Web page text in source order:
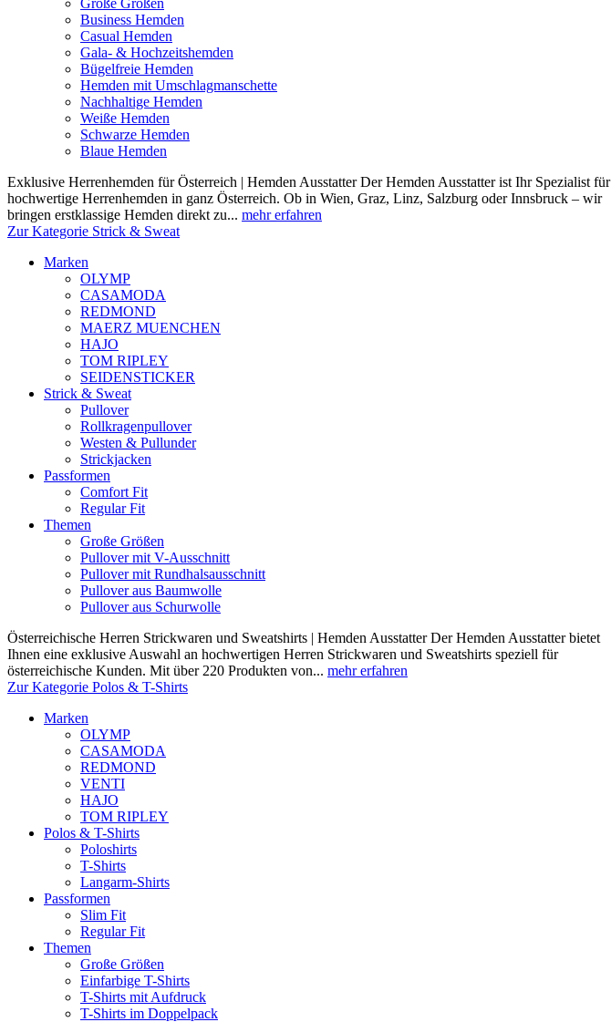
Große Größen
Business Hemden
Casual Hemden
Gala- & Hochzeitshemden
Bügelfreie Hemden
Hemden mit Umschlagmanschette
Nachhaltige Hemden
Weiße Hemden
Schwarze Hemden
Blaue Hemden
Exklusive Herrenhemden für Österreich | Hemden Ausstatter Der Hemden Ausstatter ist Ihr Spezialist für
hochwertige Herrenhemden in ganz Österreich. Ob in Wien, Graz, Linz, Salzburg oder Innsbruck – wir
bringen erstklassige Hemden direkt zu... mehr erfahren
Zur Kategorie Strick & Sweat
Marken
OLYMP
CASAMODA
REDMOND
MAERZ MUENCHEN
HAJO
TOM RIPLEY
SEIDENSTICKER
Strick & Sweat
Pullover
Rollkragenpullover
Westen & Pullunder
Strickjacken
Passformen
Comfort Fit
Regular Fit
Themen
Große Größen
Pullover mit V-Ausschnitt
Pullover mit Rundhalsausschnitt
Pullover aus Baumwolle
Pullover aus Schurwolle
Österreichische Herren Strickwaren und Sweatshirts | Hemden Ausstatter Der Hemden Ausstatter bietet
Ihnen eine exklusive Auswahl an hochwertigen Herren Strickwaren und Sweatshirts speziell für
österreichische Kunden. Mit über 220 Produkten von... mehr erfahren
Zur Kategorie Polos & T-Shirts
Marken
OLYMP
CASAMODA
REDMOND
VENTI
HAJO
TOM RIPLEY
Polos & T-Shirts
Poloshirts
T-Shirts
Langarm-Shirts
Passformen
Slim Fit
Regular Fit
Themen
Große Größen
Einfarbige T-Shirts
T-Shirts mit Aufdruck
T-Shirts im Doppelpack